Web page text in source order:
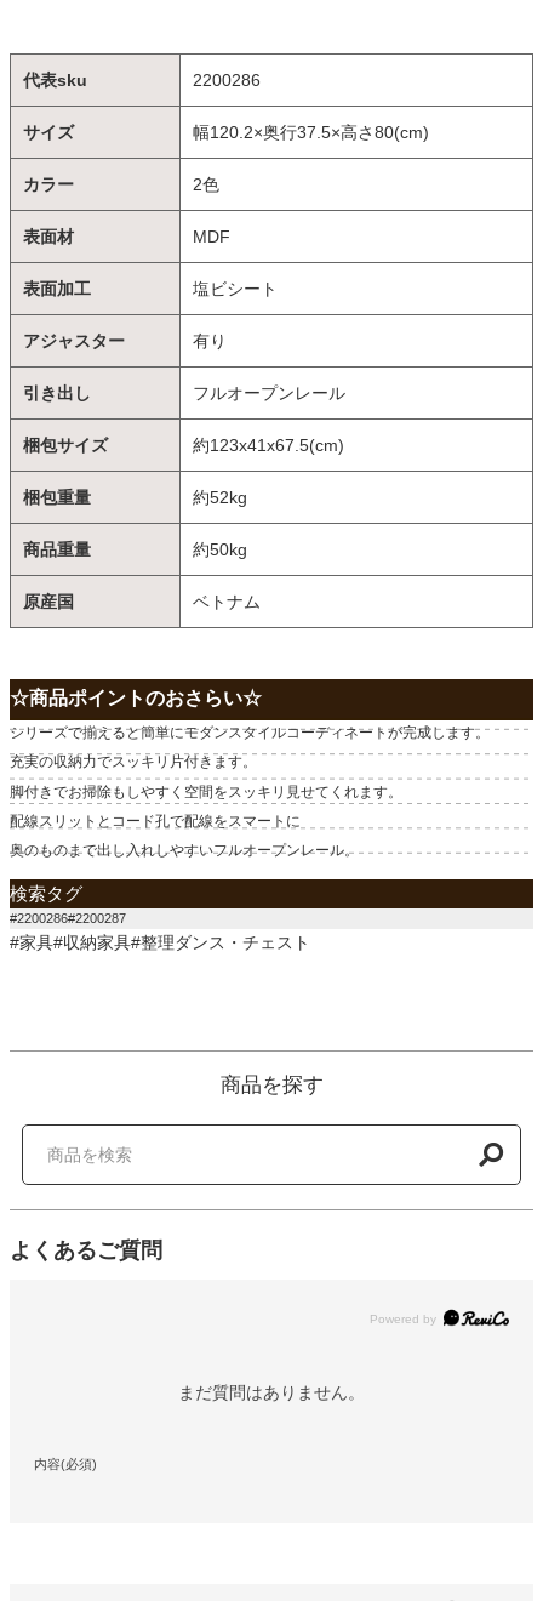
代表sku 2200286
サイズ 幅120.2×奥行37.5×高さ80(cm)
カラー 2色
表面材 MDF
表面加工 塩ビシート
アジャスター 有り
引き出し フルオープンレール
梱包サイズ 約123x41x67.5(cm)
梱包重量 約52kg
商品重量 約50kg
原産国 ベトナム
☆商品ポイントのおさらい☆
シリーズで揃えると簡単にモダンスタイルコーディネートが完成します。
充実の収納力でスッキリ片付きます。
脚付きでお掃除もしやすく空間をスッキリ見せてくれます。
配線スリットとコード孔で配線をスマートに
奥のものまで出し入れしやすいフルオープンレール。
検索タグ
#2200286#2200287
#家具#収納家具#整理ダンス・チェスト
商品を探す
よくあるご質問
Powered by
まだ質問はありません。
内容(必須)